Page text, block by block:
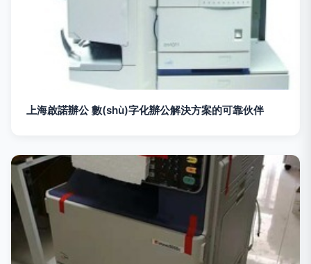
上海啟諾辦公 數(shù)字化辦公解決方案的可靠伙伴